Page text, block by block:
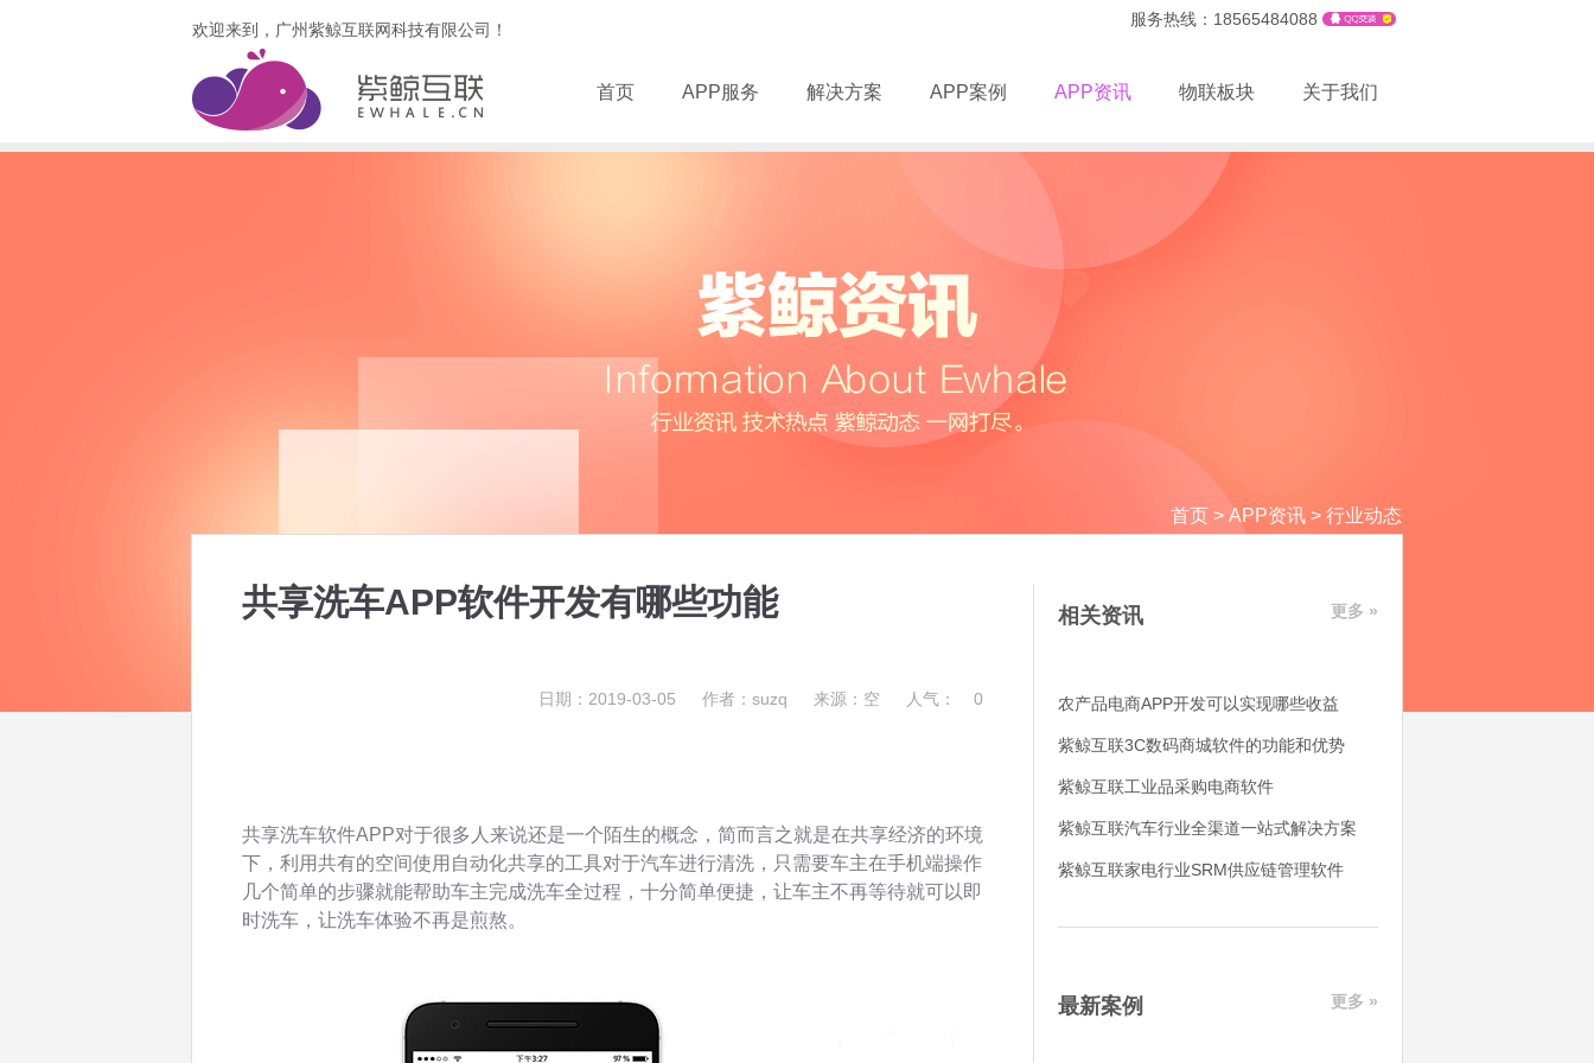
欢迎来到，广州紫鲸互联网科技有限公司！
服务热线：18565484088
首页 APP服务 解决方案 APP案例 APP资讯 物联板块 关于我们
首页 > APP资讯 > 行业动态
共享洗车APP软件开发有哪些功能
日期：2019-03-05 作者：suzq 来源：空 人气： 0
共享洗车软件APP对于很多人来说还是一个陌生的概念，简而言之就是在共享经济的环境
下，利用共有的空间使用自动化共享的工具对于汽车进行清洗，只需要车主在手机端操作
几个简单的步骤就能帮助车主完成洗车全过程，十分简单便捷，让车主不再等待就可以即
时洗车，让洗车体验不再是煎熬。
相关资讯 更多 »
农产品电商APP开发可以实现哪些收益
紫鲸互联3C数码商城软件的功能和优势
紫鲸互联工业品采购电商软件
紫鲸互联汽车行业全渠道一站式解决方案
紫鲸互联家电行业SRM供应链管理软件
最新案例 更多 »